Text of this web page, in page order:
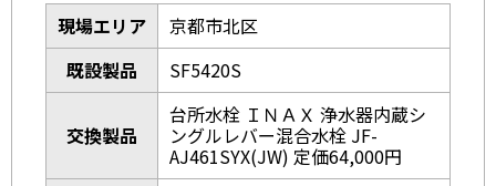
現場エリア
京都市北区
既設製品
SF5420S
交換製品
台所水栓 ＩＮＡＸ 浄水器内蔵シ
ングルレバー混合水栓 JF-
AJ461SYX(JW) 定価64,000円